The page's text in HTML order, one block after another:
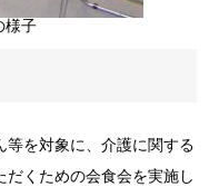
様子
等を対象に、介護に関する
くための会食会を実施し